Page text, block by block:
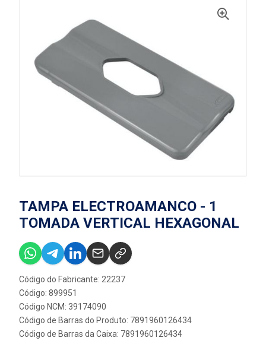
TAMPA ELECTROAMANCO - 1
TOMADA VERTICAL HEXAGONAL
Código do Fabricante: 22237
Código: 899951
Código NCM: 39174090
Código de Barras do Produto: 7891960126434
Código de Barras da Caixa: 7891960126434